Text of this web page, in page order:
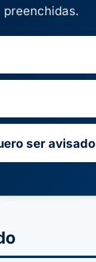
preenchidas.
ser avisado